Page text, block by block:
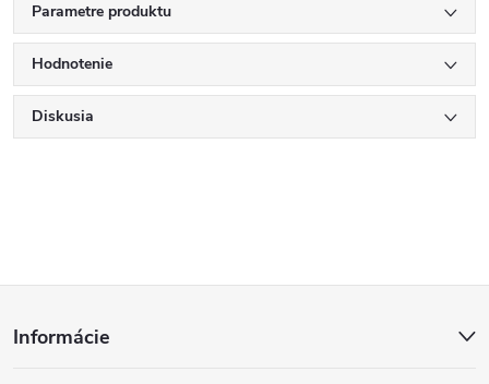
Parametre produktu
Hodnotenie
Diskusia
Informácie